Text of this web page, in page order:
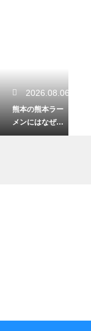
2026.08.06
熊本の熊本ラー
メンにはなぜニ
ンニクが入る？